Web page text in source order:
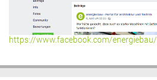
Hier geht’s zu allen Kommentaren
https://www.facebook.com/energiebau/